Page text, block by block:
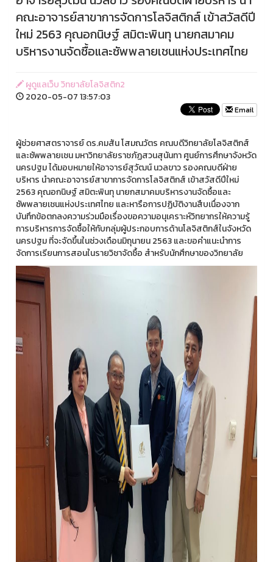
คณะอาจารย์สาขาการจัดการโลจิสติกส์ เข้าสวัสดีปี
ใหม่ 2563 คุณอกนิษฐ์ สมิตะพินทุ นายกสมาคม
บริหารงานจัดซื้อและซัพพลายเชนแห่งประเทศไทย
ผูดูแลเว็บ วิทยาลัยโลจิสติก2
2020-05-07 13:57:03
Email
ผู้ช่วยศาสตราจารย์ ดร.คมสัน โสมณวัตร คณบดีวิทยาลัยโลจิสติกส์
และซัพพลายเชน มหาวิทยาลัยราชภัฏสวนสุนันทา ศูนย์การศึกษาจังหวัด
นครปฐม ได้มอบหมายให้อาจารย์สุวัฒน์ นวลขาว รองคณบดีฝ่าย
บริหาร นำคณะอาจารย์สาขาการจัดการโลจิสติกส์ เข้าสวัสดีปีใหม่
2563 คุณอกนิษฐ์ สมิตะพินทุ นายกสมาคมบริหารงานจัดซื้อและ
ซัพพลายเชนแห่งประเทศไทย และหารือการปฏิบัติงานสืบเนื่องจาก
บันทึกข้อตกลงความร่วมมือเรื่องขอความอนุเคราะห์วิทยากรให้ความรู้
การบริหารการจัดซื้อให้กับกลุ่มผู้ประกอบการด้านโลจิสติกส์ในจังหวัด
นครปฐม ที่จะจัดขึ้นในช่วงเดือนมิถุนายน 2563 และขอคำแนะนำการ
จัดการเรียนการสอนในรายวิชาจัดซื้อ สำหรับนักศึกษาของวิทยาลัย